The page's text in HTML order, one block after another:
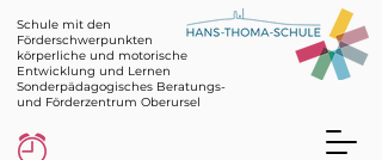
Schule mit den
Förderschwerpunkten
körperliche und motorische
Entwicklung und Lernen
Sonderpädagogisches Beratungs-
und Förderzentrum Oberursel